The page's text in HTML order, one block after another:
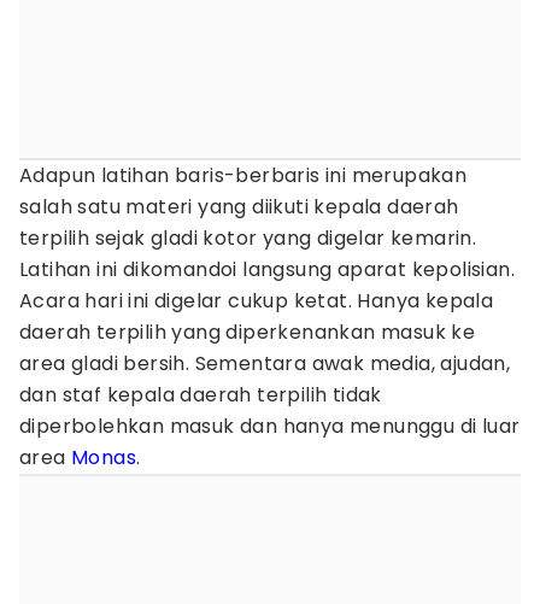
Adapun latihan baris-berbaris ini merupakan
salah satu materi yang diikuti kepala daerah
terpilih sejak gladi kotor yang digelar kemarin.
Latihan ini dikomandoi langsung aparat kepolisian.
Acara hari ini digelar cukup ketat. Hanya kepala
daerah terpilih yang diperkenankan masuk ke
area gladi bersih. Sementara awak media, ajudan,
dan staf kepala daerah terpilih tidak
diperbolehkan masuk dan hanya menunggu di luar
area Monas.